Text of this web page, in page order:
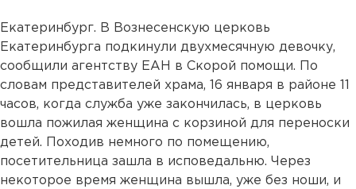
Екатеринбург. В Вознесенскую церковь
Екатеринбурга подкинули двухмесячную девочку,
сообщили агентству ЕАН в Скорой помощи. По
словам представителей храма, 16 января в районе 11
часов, когда служба уже закончилась, в церковь
вошла пожилая женщина с корзиной для переноски
детей. Походив немного по помещению,
посетительница зашла в исповедальню. Через
некоторое время женщина вышла, уже без ноши, и